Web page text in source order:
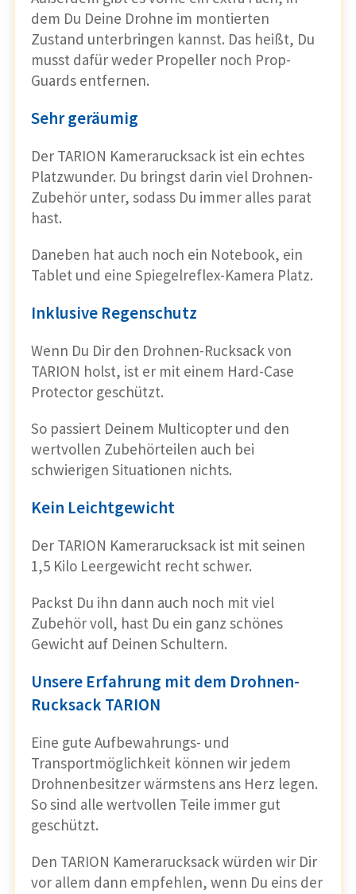
dem Du Deine Drohne im montierten
Zustand unterbringen kannst. Das heißt, Du
musst dafür weder Propeller noch Prop-
Guards entfernen.
Sehr geräumig
Der TARION Kamerarucksack ist ein echtes
Platzwunder. Du bringst darin viel Drohnen-
Zubehör unter, sodass Du immer alles parat
hast.
Daneben hat auch noch ein Notebook, ein
Tablet und eine Spiegelreflex-Kamera Platz.
Inklusive Regenschutz
Wenn Du Dir den Drohnen-Rucksack von
TARION holst, ist er mit einem Hard-Case
Protector geschützt.
So passiert Deinem Multicopter und den
wertvollen Zubehörteilen auch bei
schwierigen Situationen nichts.
Kein Leichtgewicht
Der TARION Kamerarucksack ist mit seinen
1,5 Kilo Leergewicht recht schwer.
Packst Du ihn dann auch noch mit viel
Zubehör voll, hast Du ein ganz schönes
Gewicht auf Deinen Schultern.
Unsere Erfahrung mit dem Drohnen-
Rucksack TARION
Eine gute Aufbewahrungs- und
Transportmöglichkeit können wir jedem
Drohnenbesitzer wärmstens ans Herz legen.
So sind alle wertvollen Teile immer gut
geschützt.
Den TARION Kamerarucksack würden wir Dir
vor allem dann empfehlen, wenn Du eins der